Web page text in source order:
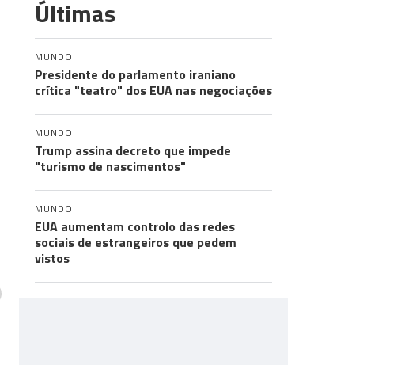
Últimas
MUNDO
Presidente do parlamento iraniano
crítica "teatro" dos EUA nas negociações
MUNDO
Trump assina decreto que impede
"turismo de nascimentos"
MUNDO
EUA aumentam controlo das redes
sociais de estrangeiros que pedem
vistos